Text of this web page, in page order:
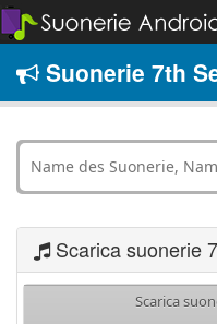
Suonerie 7th
Scarica suonerie
Scarica